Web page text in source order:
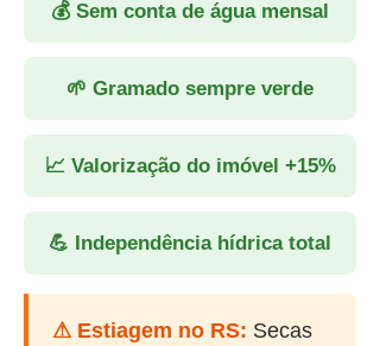
💰 Sem conta de água mensal
🌱 Gramado sempre verde
📈 Valorização do imóvel +15%
💪 Independência hídrica total
⚠ Estiagem no RS: Secas